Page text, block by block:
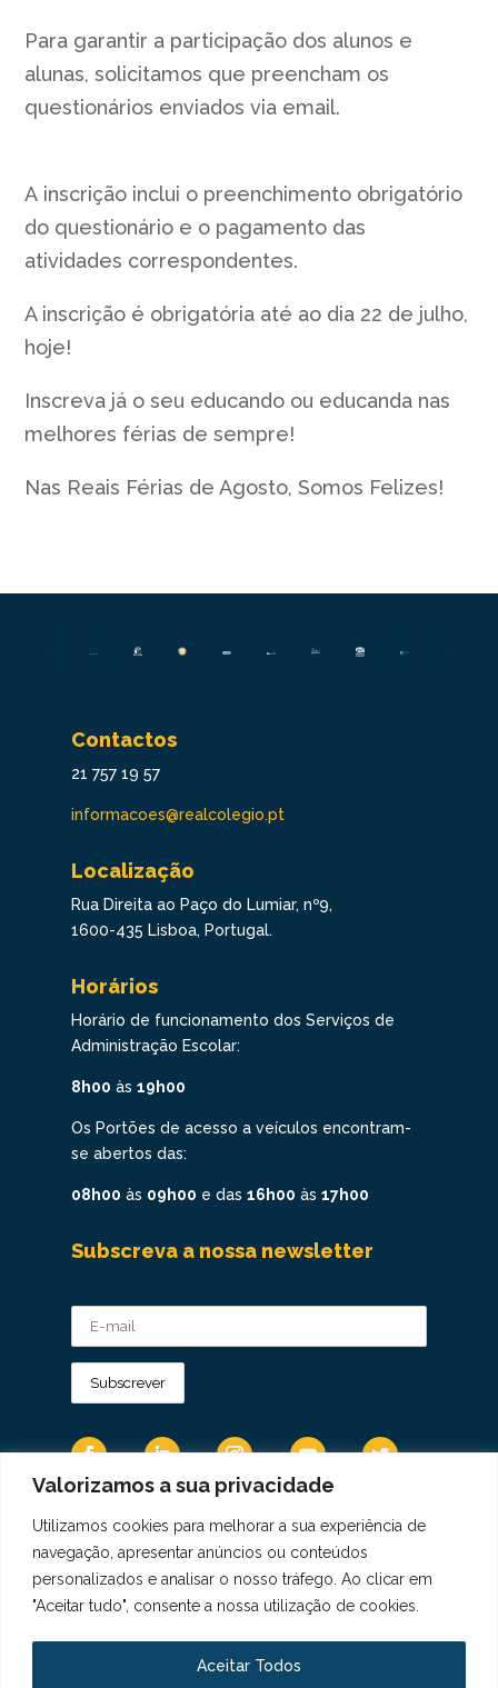
Valorizamos a sua privacidade
Utilizamos cookies para melhorar a sua experiência de
navegação, apresentar anúncios ou conteúdos
personalizados e analisar o nosso tráfego. Ao clicar em
"Aceitar tudo", consente a nossa utilização de cookies.
Aceitar Todos
Para garantir a participação dos alunos e
alunas, solicitamos que preencham os
questionários enviados via email.
A inscrição inclui o preenchimento obrigatório
do questionário e o pagamento das
atividades correspondentes.
A inscrição é obrigatória até ao dia 22 de julho,
hoje!
Inscreva já o seu educando ou educanda nas
melhores férias de sempre!
Nas Reais Férias de Agosto, Somos Felizes!
Contactos
21 757 19 57
informacoes@realcolegio.pt
Localização
Rua Direita ao Paço do Lumiar, nº9,
1600-435 Lisboa, Portugal.
Horários
Horário de funcionamento dos Serviços de
Administração Escolar:
8h00 às 19h00
Os Portões de acesso a veículos encontram-
se abertos das:
08h00 às 09h00 e das 16h00 às 17h00
Subscreva a nossa newsletter
Os Dados Pessoais são tratados de acordo
com a Diretiva 95/46/CE do Regulamento
Geral sobre a Proteção de Dados.
Copyright © 2021 Real Colégio de Portugal.
Todos os direitos revervados. Conheça a nossa
Política de Privacidadeaqui